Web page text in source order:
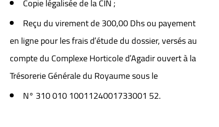
Reçu du virement de 300,00 Dhs ou payement
en ligne pour les frais d’étude du dossier, versés au
compte du Complexe Horticole d’Agadir ouvert à la
Trésorerie Générale du Royaume sous le
N° 310 010 1001124001733001 52.